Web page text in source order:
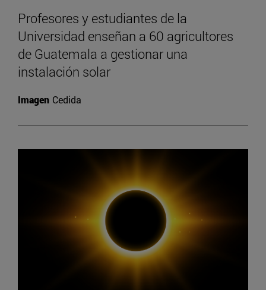
Profesores y estudiantes de la
Universidad enseñan a 60 agricultores
de Guatemala a gestionar una
instalación solar
Imagen Cedida